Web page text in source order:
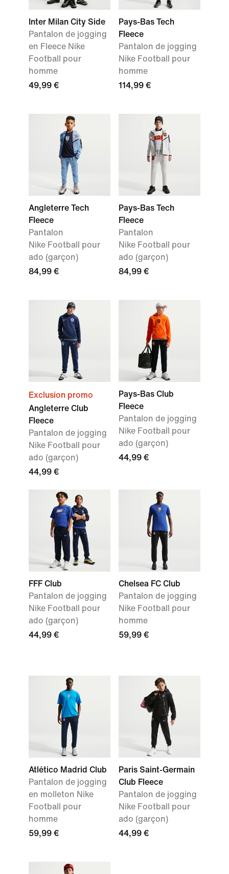
Inter Milan City Side
Pantalon de jogging
en Fleece Nike
Football pour
homme
49,99 €
Pays-Bas Tech
Fleece
Pantalon de jogging
Nike Football pour
homme
114,99 €
Angleterre Tech
Fleece
Pantalon
Nike Football pour
ado (garçon)
84,99 €
Pays-Bas Tech
Fleece
Pantalon
Nike Football pour
ado (garçon)
84,99 €
Exclusion promo
Angleterre Club
Fleece
Pantalon de jogging
Nike Football pour
ado (garçon)
44,99 €
Pays-Bas Club
Fleece
Pantalon de jogging
Nike Football pour
ado (garçon)
44,99 €
FFF Club
Pantalon de jogging
Nike Football pour
ado (garçon)
44,99 €
Chelsea FC Club
Pantalon de jogging
Nike Football pour
homme
59,99 €
Atlético Madrid Club
Pantalon de jogging
en molleton Nike
Football pour
homme
59,99 €
Paris Saint-Germain
Club Fleece
Pantalon de jogging
Nike Football pour
ado (garçon)
44,99 €